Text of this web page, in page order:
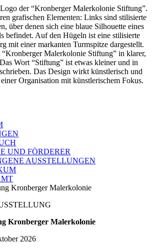
UND FÖRDERER
AUSSTELLUNGEN
Kronberger Malerkolonie
2026